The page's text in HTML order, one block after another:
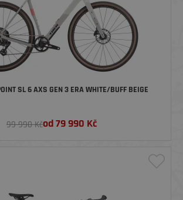
SL 6 AXS GEN 3 ERA WHITE/BUFF BEIGE
99 990 Kčod79 990 Kč